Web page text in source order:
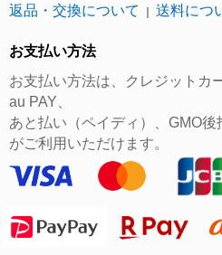
返品・交換について
送料につ
お支払い方法
お支払い方法は、クレジットカ
au PAY、
あと払い（ペイディ）、GMO後
がご利用いただけます。